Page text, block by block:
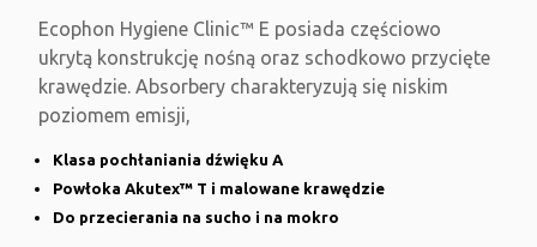
Ecophon Hygiene Clinic™ E posiada częściowo
ukrytą konstrukcję nośną oraz schodkowo przycięte
krawędzie. Absorbery charakteryzują się niskim
poziomem emisji,
Klasa pochłaniania dźwięku A
Powłoka Akutex™ T i malowane krawędzie
Do przecierania na sucho i na mokro